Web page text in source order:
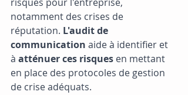
notamment des crises de
réputation. L'audit de
communication aide à identifier et
à atténuer ces risques en mettant
en place des protocoles de gestion
de crise adéquats.